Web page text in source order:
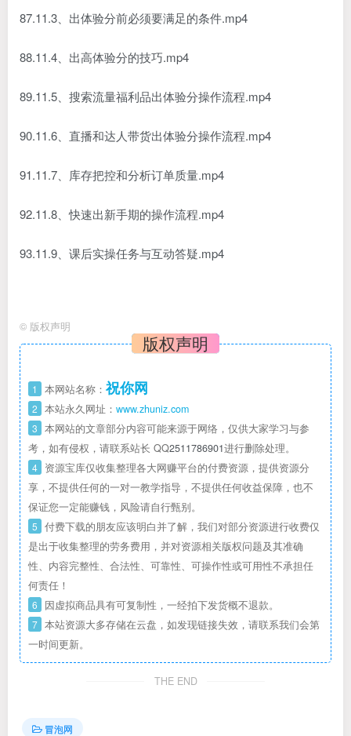
87.11.3、出体验分前必须要满足的条件.mp4
88.11.4、出高体验分的技巧.mp4
89.11.5、搜索流量福利品出体验分操作流程.mp4
90.11.6、直播和达人带货出体验分操作流程.mp4
91.11.7、库存把控和分析订单质量.mp4
92.11.8、快速出新手期的操作流程.mp4
93.11.9、课后实操任务与互动答疑.mp4
© 版权声明
版权声明
1 本网站名称： 祝你网
2 本站永久网址： www.zhuniz.com
3 本网站的文章部分内容可能来源于网络，仅供大家学习与参
考，如有侵权，请联系站长 QQ2511786901进行删除处理。
4 资源宝库仅收集整理各大网赚平台的付费资源，提供资源分
享，不提供任何的一对一教学指导，不提供任何收益保障，也不
保证您一定能赚钱，风险请自行甄别。
5 付费下载的朋友应该明白并了解，我们对部分资源进行收费仅
是出于收集整理的劳务费用，并对资源相关版权问题及其准确
性、内容完整性、合法性、可靠性、可操作性或可用性不承担任
何责任！
6 因虚拟商品具有可复制性，一经拍下发货概不退款。
7 本站资源大多存储在云盘，如发现链接失效，请联系我们会第
一时间更新。
THE END
冒泡网